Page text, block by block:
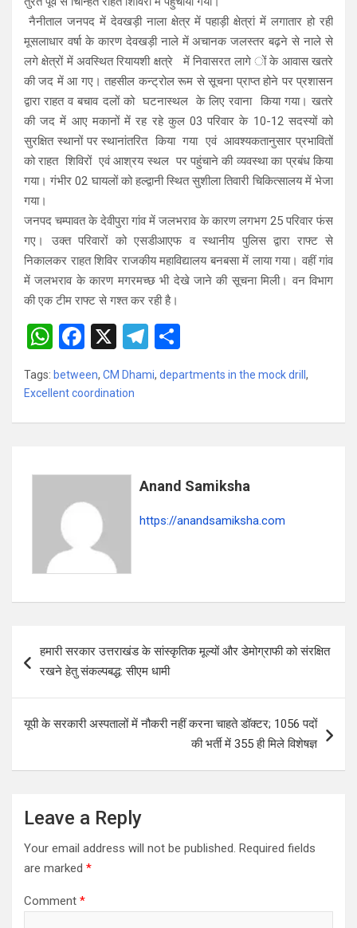
नैनीताल जनपद में देवखड़ी नाला क्षेत्र में पहाड़ी क्षेत्रां में लगातार हो रही
मूसलाधार वर्षा के कारण देवखड़ी नाले में अचानक जलस्तर बढ़ने से नाले से
लगे क्षेत्रों में अवस्थित रियायशी क्षत्रे में निवासरत लागे ों के आवास खतरे
की जद में आ गए। तहसील कन्ट्रोल रूम से सूचना प्राप्त होने पर प्रशासन
द्वारा राहत व बचाव दलों को घटनास्थल के लिए रवाना किया गया। खतरे
की जद में आए मकानों में रह रहे कुल 03 परिवार के 10-12 सदस्यों को
सुरक्षित स्थानों पर स्थानांतरित किया गया एवं आवश्यकतानुसार प्रभावितों
को राहत शिविरों एवं आश्रय स्थल पर पहुंचाने की व्यवस्था का प्रबंध किया
गया। गंभीर 02 घायलों को हल्द्वानी स्थित सुशीला तिवारी चिकित्सालय में भेजा
गया।
जनपद चम्पावत के देवीपुरा गांव में जलभराव के कारण लगभग 25 परिवार फंस
गए। उक्त परिवारों को एसडीआएफ व स्थानीय पुलिस द्वारा राफ्ट से
निकालकर राहत शिविर राजकीय महाविद्यालय बनबसा में लाया गया। वहीं गांव
में जलभराव के कारण मगरमच्छ भी देखे जाने की सूचना मिली। वन विभाग
की एक टीम राफ्ट से गश्त कर रही है।
W
h
at
F
ce
X
T
el
e
ar
Tags: between, CM Dhami, departments in the mock drill ,
Excellent coordination
Anand Samiksha
https://anandsamiksha.com
a
हमारी सरकार उत्तराखंड के सांस्कृतिक मूल्यों और डेमोग्राफी को संरक्षित
रखने हेतु संकल्पबद्ध: सीएम धामी
यूपी के सरकारी अस्पतालों में नौकरी नहीं करना चाहते डॉक्टर; 1056 पदों
की भर्ती में 355 ही मिले विशेषज्ञ
Leave a Reply
Your email address will not be published. Required fields
are marked *
Comment *